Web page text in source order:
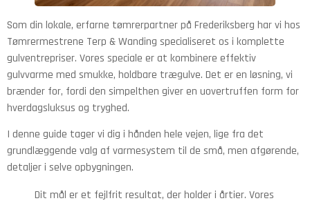
Som din lokale, erfarne tømrerpartner på Frederiksberg har vi hos
Tømrermestrene Terp & Wanding specialiseret os i komplette
gulventrepriser. Vores speciale er at kombinere effektiv
gulvvarme med smukke, holdbare trægulve. Det er en løsning, vi
brænder for, fordi den simpelthen giver en uovertruffen form for
hverdagsluksus og tryghed.
I denne guide tager vi dig i hånden hele vejen, lige fra det
grundlæggende valg af varmesystem til de små, men afgørende,
detaljer i selve opbygningen.
Dit mål er et fejlfrit resultat, der holder i årtier. Vores